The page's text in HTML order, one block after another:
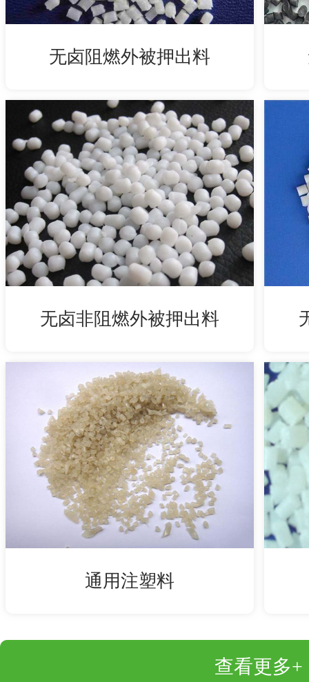
无卤阻燃外被押出料
无卤非阻燃外被押出料
通用注塑料
查看更多+